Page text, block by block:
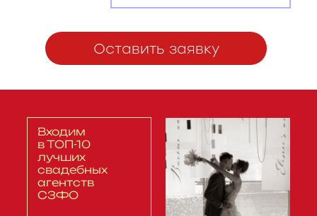
Оставить заявку
Входим
в ТОП-10
лучших
свадебных
агентств
СЗФО